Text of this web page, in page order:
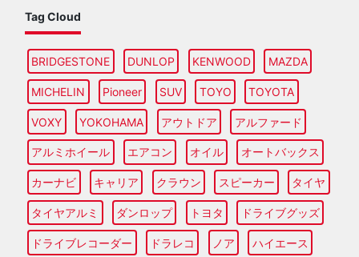
Tag Cloud
BRIDGESTONE DUNLOP KENWOOD MAZDA
MICHELIN Pioneer SUV TOYO TOYOTA
VOXY YOKOHAMA アウトドア アルファード
アルミホイール エアコン オイル オートバックス
カーナビ キャリア クラウン スピーカー タイヤ
タイヤアルミ ダンロップ トヨタ ドライブグッズ
ドライブレコーダー ドラレコ ノア ハイエース